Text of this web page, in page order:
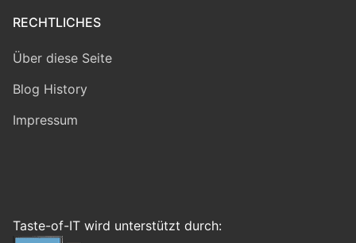
RECHTLICHES
Über diese Seite
Blog History
Impressum
Taste-of-IT wird unterstützt durch: